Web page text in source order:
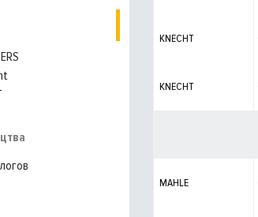
KNECHT
KNECHT
MAHLE